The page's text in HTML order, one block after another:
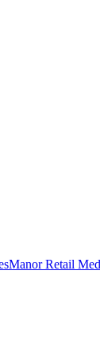
Manor Retail